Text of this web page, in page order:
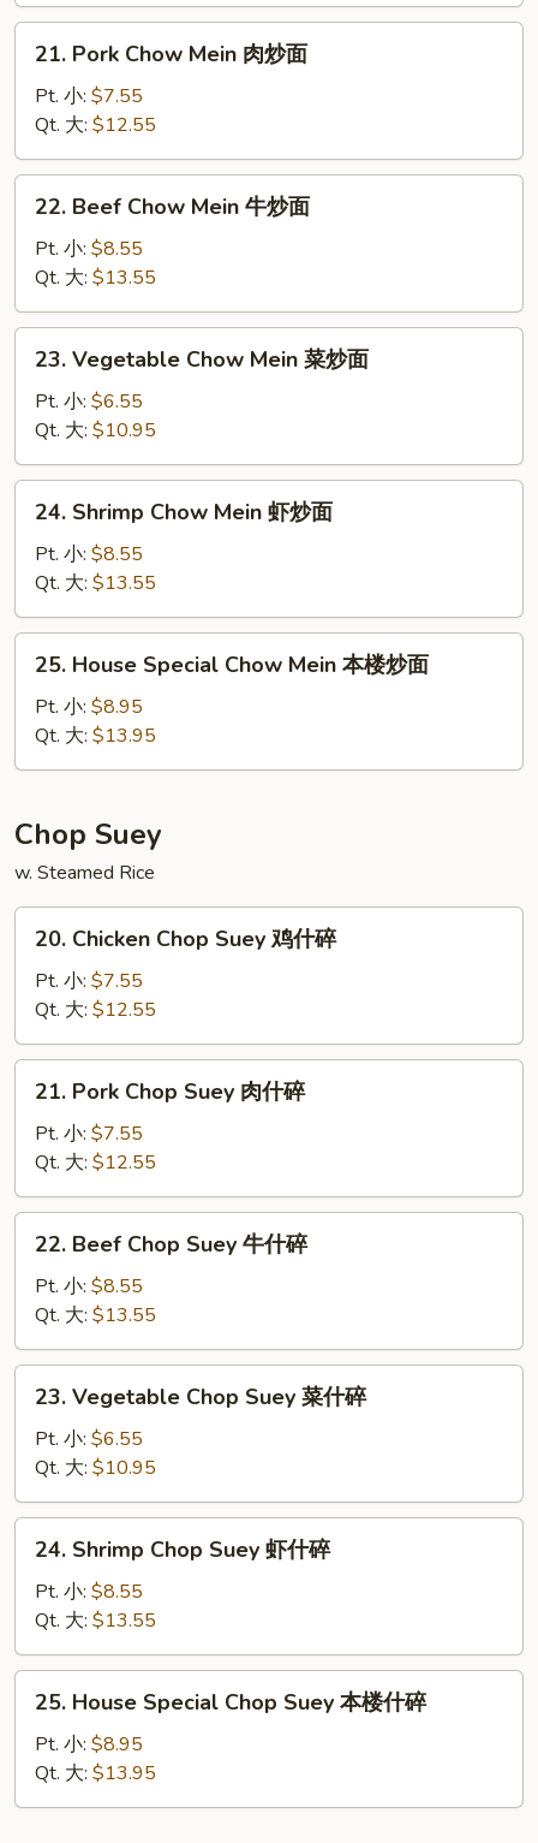
炒
Pork
Chow
Mein
肉
炒
21. Pork Chow Mein 肉炒面
Pt. 小: $7.55
Qt. 大: $12.55
Beef
Chow
Mein
牛
炒
22. Beef Chow Mein 牛炒面
Pt. 小: $8.55
Qt. 大: $13.55
Vegetable
Chow
Mein
菜
炒
23. Vegetable Chow Mein 菜炒面
Pt. 小: $6.55
Qt. 大: $10.95
Shrimp
Chow
Mein
虾
炒
24. Shrimp Chow Mein 虾炒面
Pt. 小: $8.55
Qt. 大: $13.55
House
Special
Chow
Mein
楼
炒
面
25. House Special Chow Mein 本楼炒面
Pt. 小: $8.95
Qt. 大: $13.95
Chop Suey
w. Steamed Rice
Chicken
Chop
Suey
鸡
什
20. Chicken Chop Suey 鸡什碎
Pt. 小: $7.55
Qt. 大: $12.55
Pork
Chop
Suey
肉
什
21. Pork Chop Suey 肉什碎
Pt. 小: $7.55
Qt. 大: $12.55
Beef
Chop
Suey
牛
什
22. Beef Chop Suey 牛什碎
Pt. 小: $8.55
Qt. 大: $13.55
Vegetable
Chop
Suey
菜
什
23. Vegetable Chop Suey 菜什碎
Pt. 小: $6.55
Qt. 大: $10.95
Shrimp
Chop
Suey
虾
什
24. Shrimp Chop Suey 虾什碎
Pt. 小: $8.55
Qt. 大: $13.55
House
Special
Chop
Suey
25. House Special Chop Suey 本楼什碎
Pt. 小: $8.95
Qt. 大: $13.95